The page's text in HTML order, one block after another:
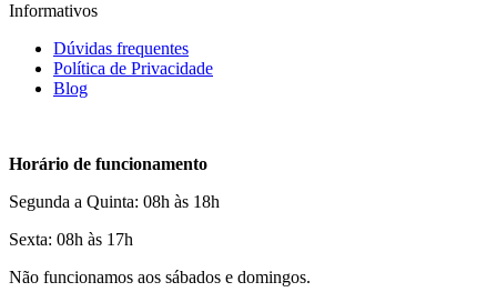
Informativos
Dúvidas frequentes
Política de Privacidade
Blog
Horário de funcionamento
Segunda a Quinta: 08h às 18h
Sexta: 08h às 17h
Não funcionamos aos sábados e domingos.